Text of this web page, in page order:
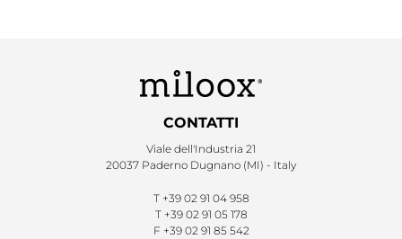
CONTATTI
Viale dell'Industria 21
20037 Paderno Dugnano (MI) - Italy
T +39 02 91 04 958
T +39 02 91 05 178
F +39 02 91 85 542